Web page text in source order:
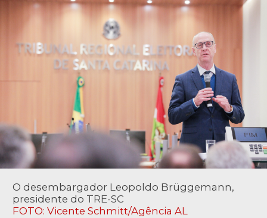
O desembargador Leopoldo Brüggemann,
presidente do TRE-SC
FOTO: Vicente Schmitt/Agência AL